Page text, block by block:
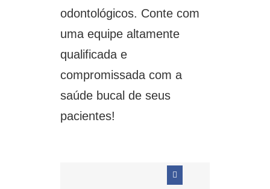
odontológicos. Conte com
uma equipe altamente
qualificada e
compromissada com a
saúde bucal de seus
pacientes!